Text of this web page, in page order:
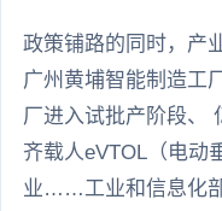
政策铺路的同时，产
广州黄埔智能制造工
厂进入试批产阶段、
齐载人eVTOL（电动
业……工业和信息化